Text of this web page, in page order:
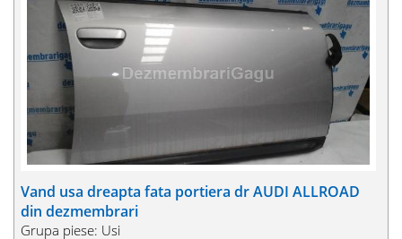
Vand usa dreapta fata portiera dr AUDI ALLROAD
din dezmembrari
Grupa piese: Usi